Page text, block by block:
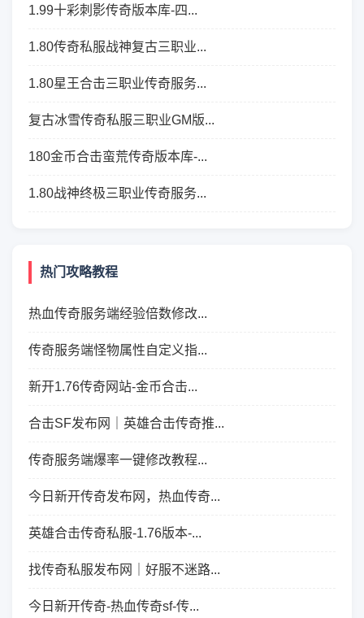
1.99十彩刺影传奇版本库-四...
1.80传奇私服战神复古三职业...
1.80星王合击三职业传奇服务...
复古冰雪传奇私服三职业GM版...
180金币合击蛮荒传奇版本库-...
1.80战神终极三职业传奇服务...
热门攻略教程
热血传奇服务端经验倍数修改...
传奇服务端怪物属性自定义指...
新开1.76传奇网站-金币合击...
合击SF发布网｜英雄合击传奇推...
传奇服务端爆率一键修改教程...
今日新开传奇发布网，热血传奇...
英雄合击传奇私服-1.76版本-...
找传奇私服发布网｜好服不迷路...
今日新开传奇-热血传奇sf-传...